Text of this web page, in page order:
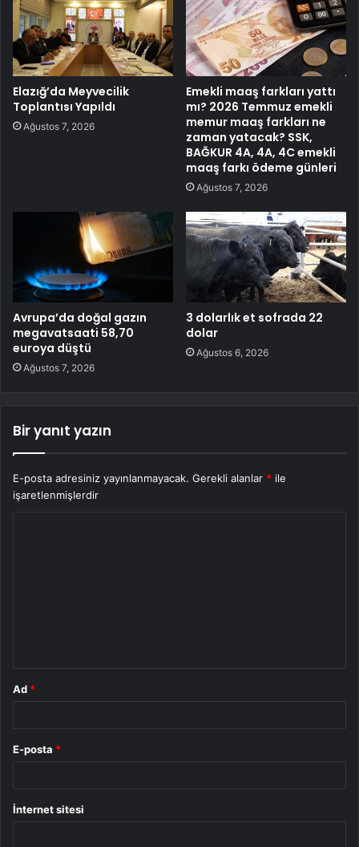
Elazığ’da Meyvecilik
Toplantısı Yapıldı
Ağustos 7, 2026
Emekli maaş farkları yattı
mı? 2026 Temmuz emekli
memur maaş farkları ne
zaman yatacak? SSK,
BAĞKUR 4A, 4A, 4C emekli
maaş farkı ödeme günleri
Ağustos 7, 2026
Avrupa’da doğal gazın
megavatsaati 58,70
euroya düştü
Ağustos 7, 2026
3 dolarlık et sofrada 22
dolar
Ağustos 6, 2026
Bir yanıt yazın
E-posta adresiniz yayınlanmayacak. Gerekli alanlar * ile
işaretlenmişlerdir
Ad *
E-posta *
İnternet sitesi